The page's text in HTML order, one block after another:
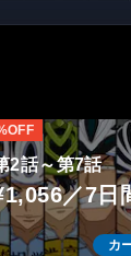
2話～第7話
／7日
カ